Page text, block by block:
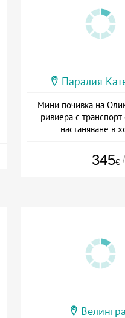
Паралия
Мини почивка на
ривиера с транспорт
настаняване в
345€ /